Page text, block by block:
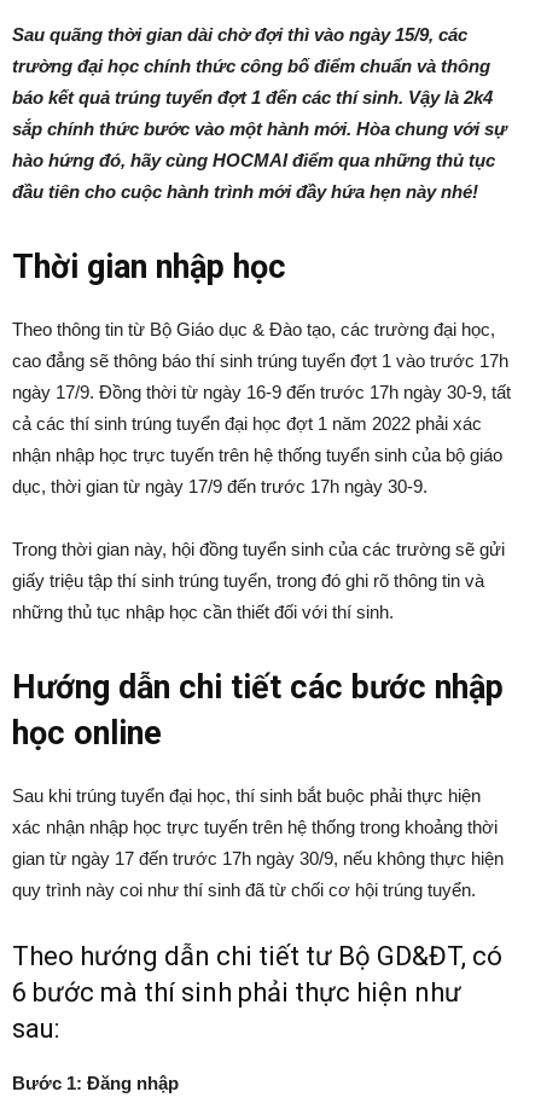
Sau quãng thời gian dài chờ đợi thì vào ngày 15/9, các
trường đại học chính thức công bố điểm chuẩn và thông
báo kết quả trúng tuyển đợt 1 đến các thí sinh. Vậy là 2k4
sắp chính thức bước vào một hành mới. Hòa chung với sự
hào hứng đó, hãy cùng HOCMAI điểm qua những thủ tục
đầu tiên cho cuộc hành trình mới đầy hứa hẹn này nhé!
Thời gian nhập học
Theo thông tin từ Bộ Giáo dục & Đào tạo, các trường đại học,
cao đẳng sẽ thông báo thí sinh trúng tuyển đợt 1 vào trước 17h
ngày 17/9. Đồng thời từ ngày 16-9 đến trước 17h ngày 30-9, tất
cả các thí sinh trúng tuyển đại học đợt 1 năm 2022 phải xác
nhận nhập học trực tuyến trên hệ thống tuyển sinh của bộ giáo
dục, thời gian từ ngày 17/9 đến trước 17h ngày 30-9.
Trong thời gian này, hội đồng tuyển sinh của các trường sẽ gửi
giấy triệu tập thí sinh trúng tuyển, trong đó ghi rõ thông tin và
những thủ tục nhập học cần thiết đối với thí sinh.
Hướng dẫn chi tiết các bước nhập
học online
Sau khi trúng tuyển đại học, thí sinh bắt buộc phải thực hiện
xác nhận nhập học trực tuyến trên hệ thống trong khoảng thời
gian từ ngày 17 đến trước 17h ngày 30/9, nếu không thực hiện
quy trình này coi như thí sinh đã từ chối cơ hội trúng tuyển.
Theo hướng dẫn chi tiết tư Bộ GD&ĐT, có
6 bước mà thí sinh phải thực hiện như
sau:
Bước 1: Đăng nhập